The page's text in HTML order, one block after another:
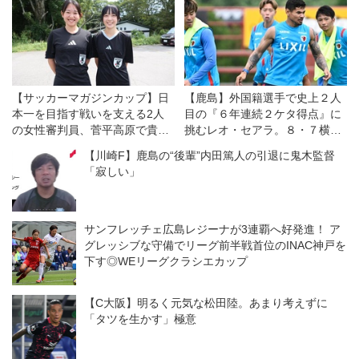
【サッカーマガジンカップ】日
本一を目指す戦いを支える2人
の女性審判員、菅平高原で貴重
【鹿島】外国籍選手で史上２人
目の『６年連続２ケタ得点』に
挑むレオ・セアラ。８・７横浜
自分たちの力を示す機会」と意
【川崎F】鹿島の“後輩”内田篤人の引退に鬼木監督
「寂しい」
サンフレッチェ広島レジーナが3連覇へ好発進！ ア
グレッシブな守備でリーグ前半戦首位のINAC神戸を
下す◎WEリーグクラシエカップ
【C大阪】明るく元気な松田陸。あまり考えずに
「タツを生かす」極意